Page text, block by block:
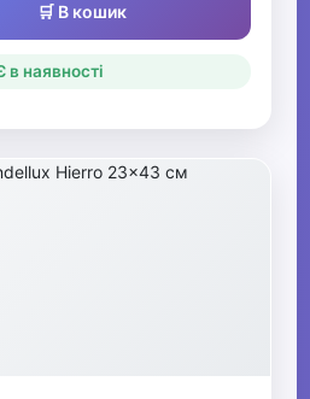
🛒 В кошик
в наявності